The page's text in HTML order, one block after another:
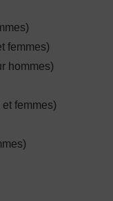
femmes)
hommes)
femmes)